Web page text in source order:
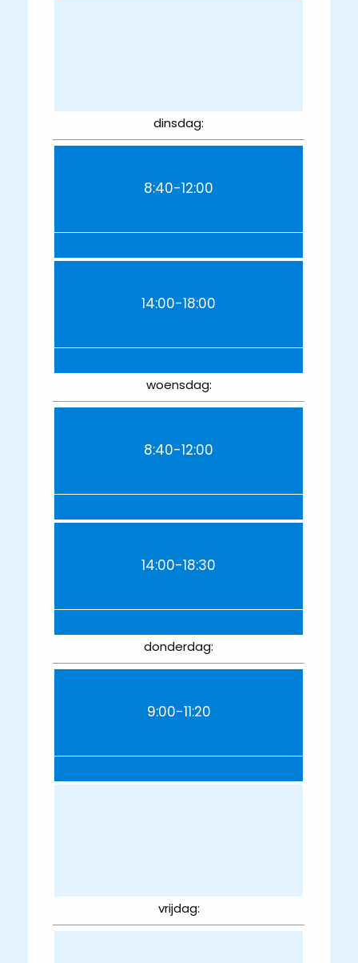
dinsdag:
8:40-12:00
14:00-18:00
woensdag:
8:40-12:00
14:00-18:30
donderdag:
9:00-11:20
vrijdag: